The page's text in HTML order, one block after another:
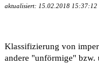
aktualisiert: 15.02.2018 15:37:12
Klassifizierung von
andere "unförmige" bzw.